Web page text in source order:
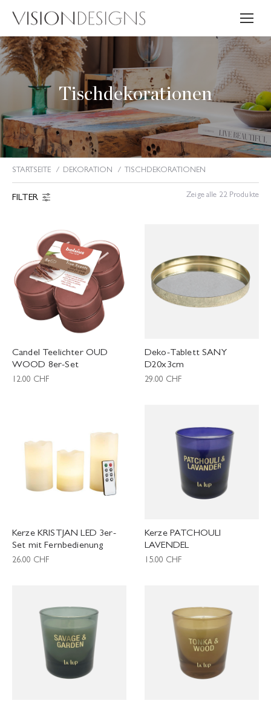
Tischdekorationen
Sie befinden sich hier:
STARTSEITE DEKORATION TISCHDEKORATIONEN
Zeige alle 22 Produkte
FILTER
Candel Teelichter OUD
WOOD 8er-Set
12.00 CHF
Deko-Tablett SANY
D20x3cm
29.00 CHF
Kerze KRISTJAN LED 3er-
Set mit Fernbedienung
26.00 CHF
Kerze PATCHOULI
LAVENDEL
15.00 CHF